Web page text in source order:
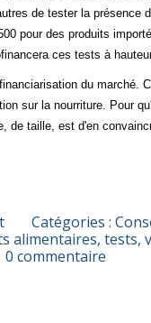
de tester la présence
pour des produits
ces tests à
du marché.
sur la nourriture. Pour
de taille, est d'en
Catégories :
alimentaires, tests,
0 commentaire